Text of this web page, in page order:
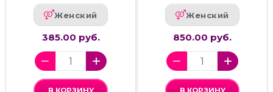
Женский
385.00 руб.
Женский
850.00 руб.